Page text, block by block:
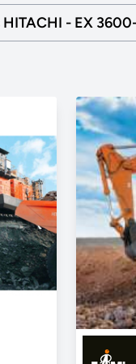
- EX